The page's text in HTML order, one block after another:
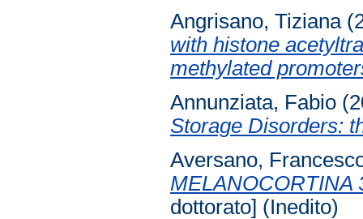
Angrisano, Tiziana
with histone
methylated
Annunziata, Fabio
Storage Disorders:
Aversano,
MELANOCORTINA
dottorato] (Inedito)